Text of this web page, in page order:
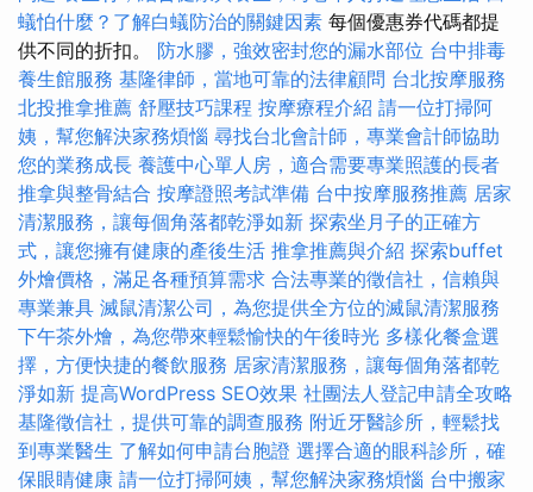
蟻怕什麼？了解白蟻防治的關鍵因素 每個優惠券代碼都提
供不同的折扣。 防水膠，強效密封您的漏水部位 台中排毒
養生館服務 基隆律師，當地可靠的法律顧問 台北按摩服務
北投推拿推薦 舒壓技巧課程 按摩療程介紹 請一位打掃阿
姨，幫您解決家務煩惱 尋找台北會計師，專業會計師協助
您的業務成長 養護中心單人房，適合需要專業照護的長者
推拿與整骨結合 按摩證照考試準備 台中按摩服務推薦 居家
清潔服務，讓每個角落都乾淨如新 探索坐月子的正確方
式，讓您擁有健康的產後生活 推拿推薦與介紹 探索buffet
外燴價格，滿足各種預算需求 合法專業的徵信社，信賴與
專業兼具 滅鼠清潔公司，為您提供全方位的滅鼠清潔服務
下午茶外燴，為您帶來輕鬆愉快的午後時光 多樣化餐盒選
擇，方便快捷的餐飲服務 居家清潔服務，讓每個角落都乾
淨如新 提高WordPress SEO效果 社團法人登記申請全攻略
基隆徵信社，提供可靠的調查服務 附近牙醫診所，輕鬆找
到專業醫生 了解如何申請台胞證 選擇合適的眼科診所，確
保眼睛健康 請一位打掃阿姨，幫您解決家務煩惱 台中搬家